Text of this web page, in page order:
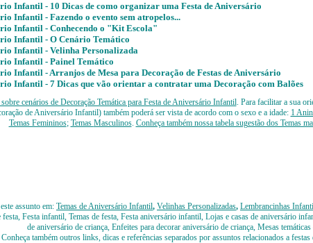
Infantil - 10 Dicas de como organizar uma Festa de Aniversário
Infantil - Fazendo o evento sem atropelos...
Infantil - Conhecendo o "Kit Escola"
Infantil - O Cenário Temático
Infantil -Velinha Personalizada
Infantil -Painel Temático
Infantil -Arranjos de Mesa para Decoração de Festas de Aniversário
Infantil - 7 Dicas que vão orientar a contratar uma Decoração com Balões
cenários de Decoração Temática para Festa de Aniversário Infantil. Para facilitar a sua
de Aniversário Infantil) também poderá ser vista de acordo com o sexo e a idade: 1
Temas Femininos; Temas Masculinos. Conheça também nossa tabela sugestão dos Temas
assunto em: Temas de Aniversário Infantil, Velinhas Personalizadas, Lembrancinhas
festa, Festa infantil, Temas de festa, Festa aniversário infantil, Lojas e casas de aniversário
de aniversário de criança, Enfeites para decorar aniversário de criança, Mesas temáticas
Conheça também outros links, dicas e referências separados por assuntos relacionados a festas